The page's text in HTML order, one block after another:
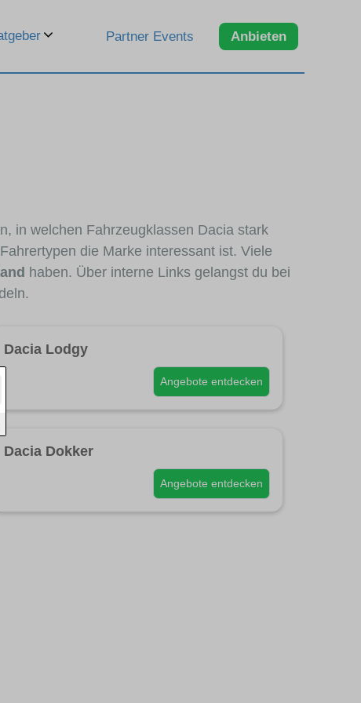
Partner Events Anbieten
in welchen Fahrzeugklassen Dacia stark
die Marke interessant ist. Viele
haben. Über interne Links gelangst du bei
Dacia Lodgy
Angebote entdecken
Dacia Dokker
Angebote entdecken